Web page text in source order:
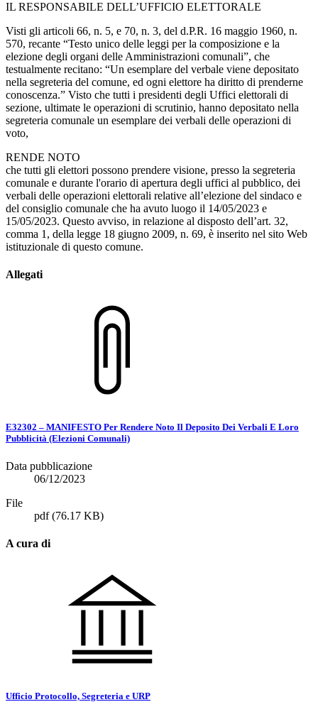
IL RESPONSABILE DELL’UFFICIO ELETTORALE
Visti gli articoli 66, n. 5, e 70, n. 3, del d.P.R. 16 maggio 1960, n.
570, recante “Testo unico delle leggi per la composizione e la
elezione degli organi delle Amministrazioni comunali”, che
testualmente recitano: “Un esemplare del verbale viene depositato
nella segreteria del comune, ed ogni elettore ha diritto di prenderne
conoscenza.” Visto che tutti i presidenti degli Uffici elettorali di
sezione, ultimate le operazioni di scrutinio, hanno depositato nella
segreteria comunale un esemplare dei verbali delle operazioni di
voto,
RENDE NOTO
che tutti gli elettori possono prendere visione, presso la segreteria
comunale e durante l'orario di apertura degli uffici al pubblico, dei
verbali delle operazioni elettorali relative all’elezione del sindaco e
del consiglio comunale che ha avuto luogo il 14/05/2023 e
15/05/2023. Questo avviso, in relazione al disposto dell’art. 32,
comma 1, della legge 18 giugno 2009, n. 69, è inserito nel sito Web
istituzionale di questo comune.
Allegati
E32302 – MANIFESTO Per Rendere Noto Il Deposito Dei Verbali E Loro
Pubblicità (Elezioni Comunali)
Data pubblicazione
06/12/2023
File
pdf(76.17 KB)
A cura di
Ufficio Protocollo, Segreteria e URP